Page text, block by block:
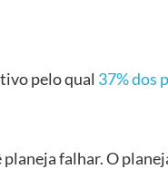
pelo qual 37% dos
planeja falhar. O